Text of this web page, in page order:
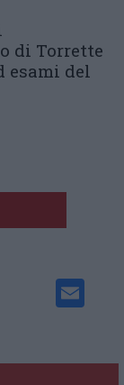
di Torrette
esami del